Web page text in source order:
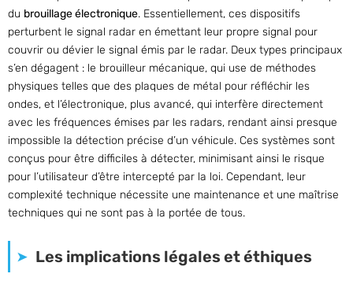
du brouillage électronique. Essentiellement, ces dispositifs
perturbent le signal radar en émettant leur propre signal pour
couvrir ou dévier le signal émis par le radar. Deux types principaux
s’en dégagent : le brouilleur mécanique, qui use de méthodes
physiques telles que des plaques de métal pour réfléchir les
ondes, et l’électronique, plus avancé, qui interfère directement
avec les fréquences émises par les radars, rendant ainsi presque
impossible la détection précise d’un véhicule. Ces systèmes sont
conçus pour être difficiles à détecter, minimisant ainsi le risque
pour l’utilisateur d’être intercepté par la loi. Cependant, leur
complexité technique nécessite une maintenance et une maîtrise
techniques qui ne sont pas à la portée de tous.
Les implications légales et éthiques